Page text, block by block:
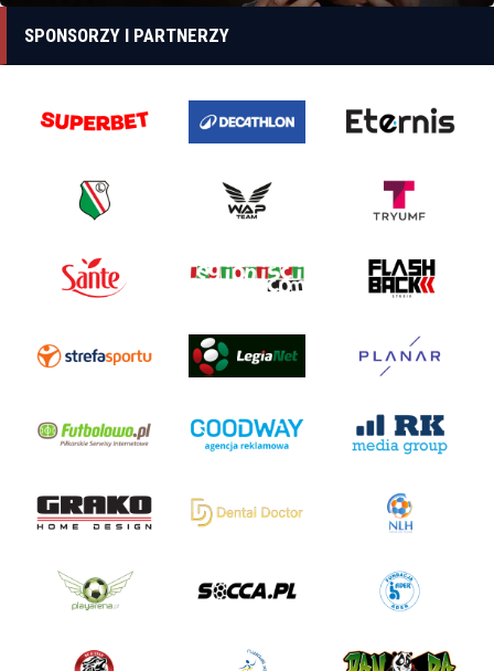
SPONSORZY I PARTNERZY